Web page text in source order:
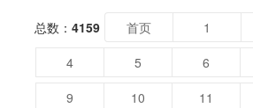
总数： 4159 首页 1
4
5 6
9
10 11